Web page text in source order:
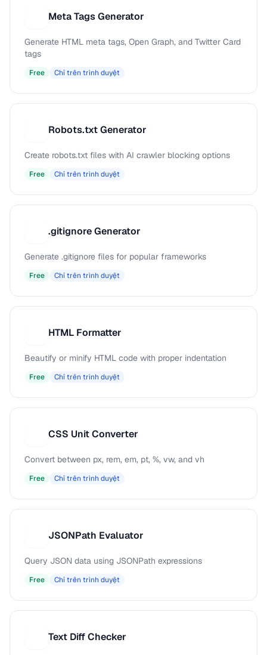
Meta Tags Generator
Generate HTML meta tags, Open Graph, and Twitter Card
tags
Free Chỉ trên trình duyệt
Robots.txt Generator
Create robots.txt files with AI crawler blocking options
Free Chỉ trên trình duyệt
.gitignore Generator
Generate .gitignore files for popular frameworks
Free Chỉ trên trình duyệt
HTML Formatter
Beautify or minify HTML code with proper indentation
Free Chỉ trên trình duyệt
CSS Unit Converter
Convert between px, rem, em, pt, %, vw, and vh
Free Chỉ trên trình duyệt
JSONPath Evaluator
Query JSON data using JSONPath expressions
Free Chỉ trên trình duyệt
Text Diff Checker